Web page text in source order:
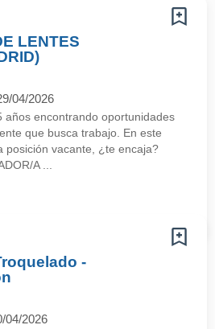
LENTES
04/2026
años encontrando oportunidades
que busca trabajo. En este
posición vacante, ¿te encaja?
A ...
-
04/2026